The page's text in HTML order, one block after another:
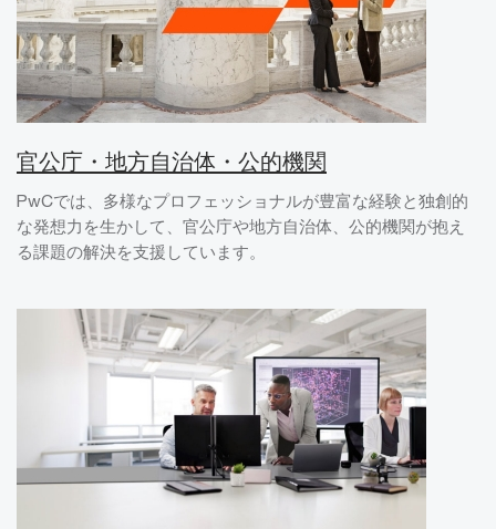
官公庁・地方自治体・公的機関
PwCでは、多様なプロフェッショナルが豊富な経験と独創的
な発想力を生かして、官公庁や地方自治体、公的機関が抱え
る課題の解決を支援しています。